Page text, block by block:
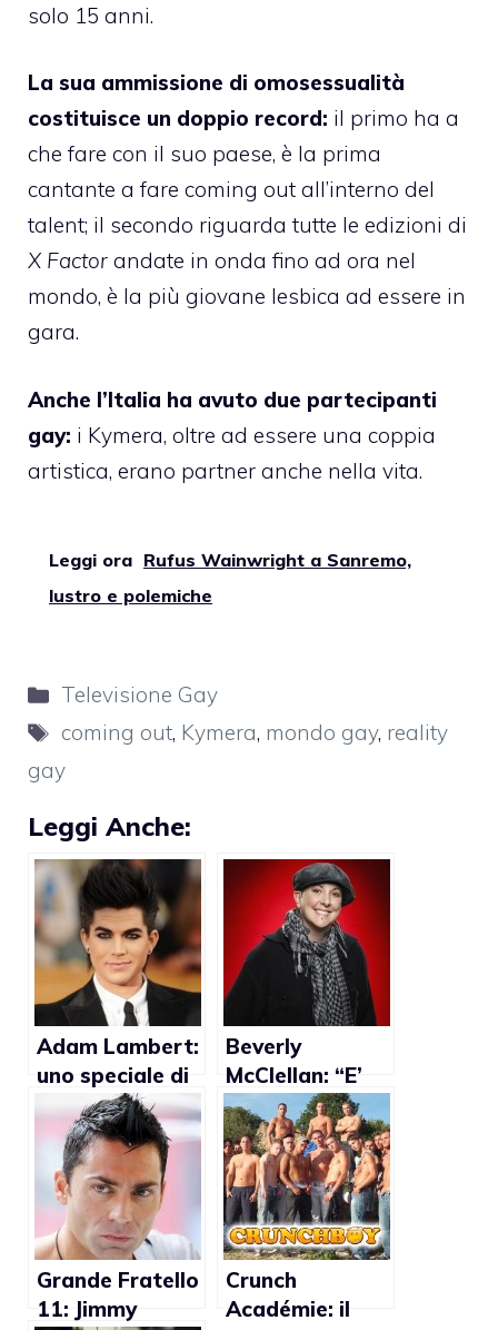
solo 15 anni.
La sua ammissione di omosessualità
costituisce un doppio record: il primo ha a
che fare con il suo paese, è la prima
cantante a fare coming out all’interno del
talent; il secondo riguarda tutte le edizioni di
X Factor andate in onda fino ad ora nel
mondo, è la più giovane lesbica ad essere in
gara.
Anche l’Italia ha avuto due partecipanti
gay: i Kymera, oltre ad essere una coppia
artistica, erano partner anche nella vita.
Leggi ora Rufus Wainwright a Sanremo,
lustro e polemiche
Categorie
Televisione Gay
Tag
coming out, Kymera, mondo gay, reality
gay
Leggi Anche:
Adam Lambert:
uno speciale di
VH1 racconterà
la sua
omosessualità
Beverly
McClellan: “E’
stato un gioco
da ragazzi dire
di essere
lesbica”
Grande Fratello
11: Jimmy
Crunch
Académie: il